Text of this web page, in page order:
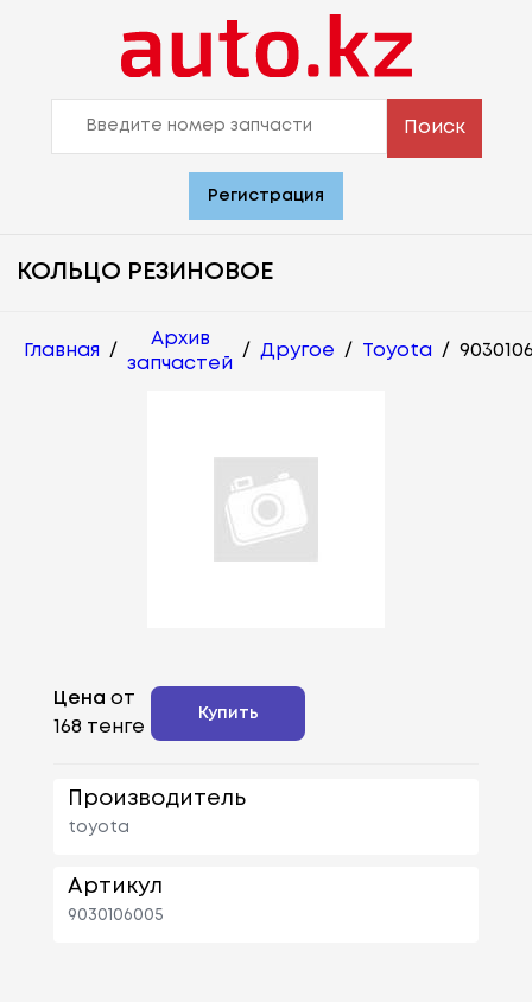
Поиск
Регистрация
КОЛЬЦО РЕЗИНОВОЕ
Главная /
Архив
запчастей
/ Другое / Toyota /
Цена от
168 тенге
Купить
Производитель
toyota
Артикул
9030106005